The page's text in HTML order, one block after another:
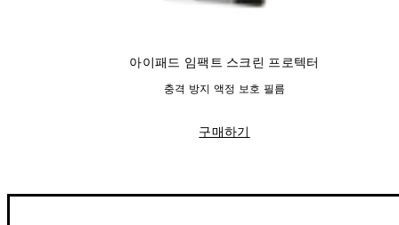
아이패드 임팩트 스크린 프로텍터
충격 방지 액정 보호 필름
구매하기